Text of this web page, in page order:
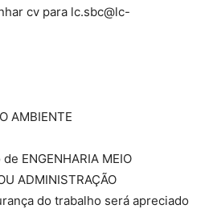
cv para lc.sbc@lc-
AMBIENTE
ENGENHARIA MEIO
ADMINISTRAÇÃO
do trabalho será apreciado